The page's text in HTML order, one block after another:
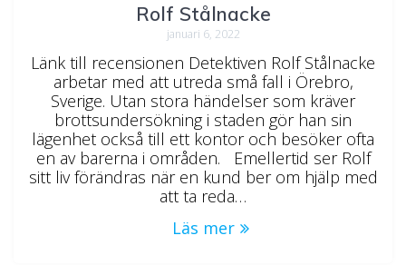
Rolf Stålnacke
januari 6, 2022
Länk till recensionen Detektiven Rolf Stålnacke
arbetar med att utreda små fall i Örebro,
Sverige. Utan stora händelser som kräver
brottsundersökning i staden gör han sin
lägenhet också till ett kontor och besöker ofta
en av barerna i områden. Emellertid ser Rolf
sitt liv förändras när en kund ber om hjälp med
att ta reda…
Läs mer